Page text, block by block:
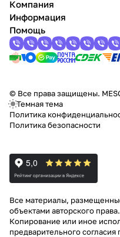
Компания
Информация
Помощь
© Все права защищены.
Темная тема
Политика
Политика безопасности
Все материалы,
объектами авторского права.
Копирование или иное
предварительного